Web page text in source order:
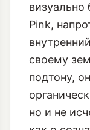
визуально
Pink,
своему
подтону,
но и не